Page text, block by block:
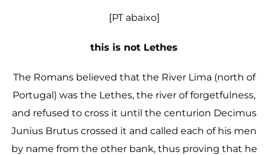
[PT abaixo]
this is not Lethes
The Romans believed that the River Lima (north of
Portugal) was the Lethes, the river of forgetfulness,
and refused to cross it until the centurion Decimus
Junius Brutus crossed it and called each of his men
by name from the other bank, thus proving that he